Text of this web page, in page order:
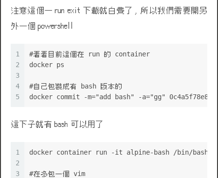
注意這個一 run exit 下載就白費了 , 所以我們需要開另
外一個 powershell
1
2
3
4
5
#看看目前這個在 run 的 container
docker ps
#自己包裝成有 bash 版本的
docker commit -m="add bash" -a="gg"
這下子就有 bash 可以用了
1
2
3
docker container run -it alpine-bash /bin/bash
#在多包一個 vim